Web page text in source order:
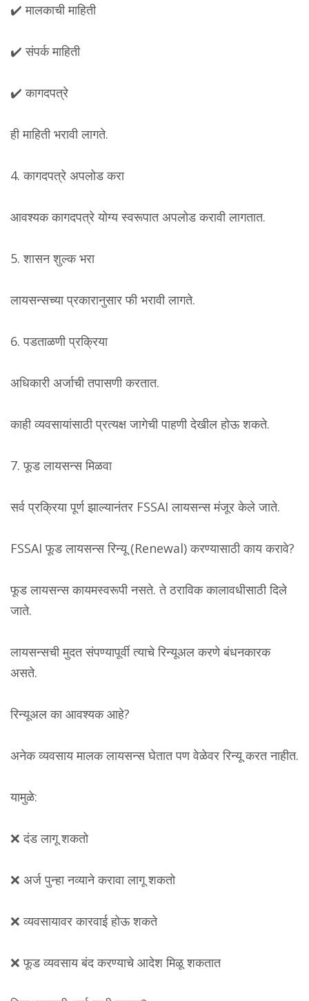
✔️ मालकाची माहिती
✔️ संपर्क माहिती
✔️ कागदपत्रे
ही माहिती भरावी लागते.
4. कागदपत्रे अपलोड करा
आवश्यक कागदपत्रे योग्य स्वरूपात अपलोड करावी लागतात.
5. शासन शुल्क भरा
लायसन्सच्या प्रकारानुसार फी भरावी लागते.
6. पडताळणी प्रक्रिया
अधिकारी अर्जाची तपासणी करतात.
काही व्यवसायांसाठी प्रत्यक्ष जागेची पाहणी देखील होऊ शकते.
7. फूड लायसन्स मिळवा
सर्व प्रक्रिया पूर्ण झाल्यानंतर FSSAI लायसन्स मंजूर केले जाते.
FSSAI फूड लायसन्स रिन्यू (Renewal) करण्यासाठी काय करावे?
फूड लायसन्स कायमस्वरूपी नसते. ते ठराविक कालावधीसाठी दिले
जाते.
लायसन्सची मुदत संपण्यापूर्वी त्याचे रिन्यूअल करणे बंधनकारक
असते.
रिन्यूअल का आवश्यक आहे?
अनेक व्यवसाय मालक लायसन्स घेतात पण वेळेवर रिन्यू करत नाहीत.
यामुळे:
❌ दंड लागू शकतो
❌ अर्ज पुन्हा नव्याने करावा लागू शकतो
❌ व्यवसायावर कारवाई होऊ शकते
❌ फूड व्यवसाय बंद करण्याचे आदेश मिळू शकतात